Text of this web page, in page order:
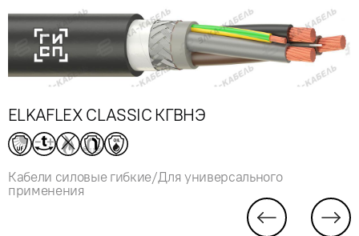
ELKAFLEX CLASSIC КГВНЭ
Кабели силовые гибкие/Для универсального
применения